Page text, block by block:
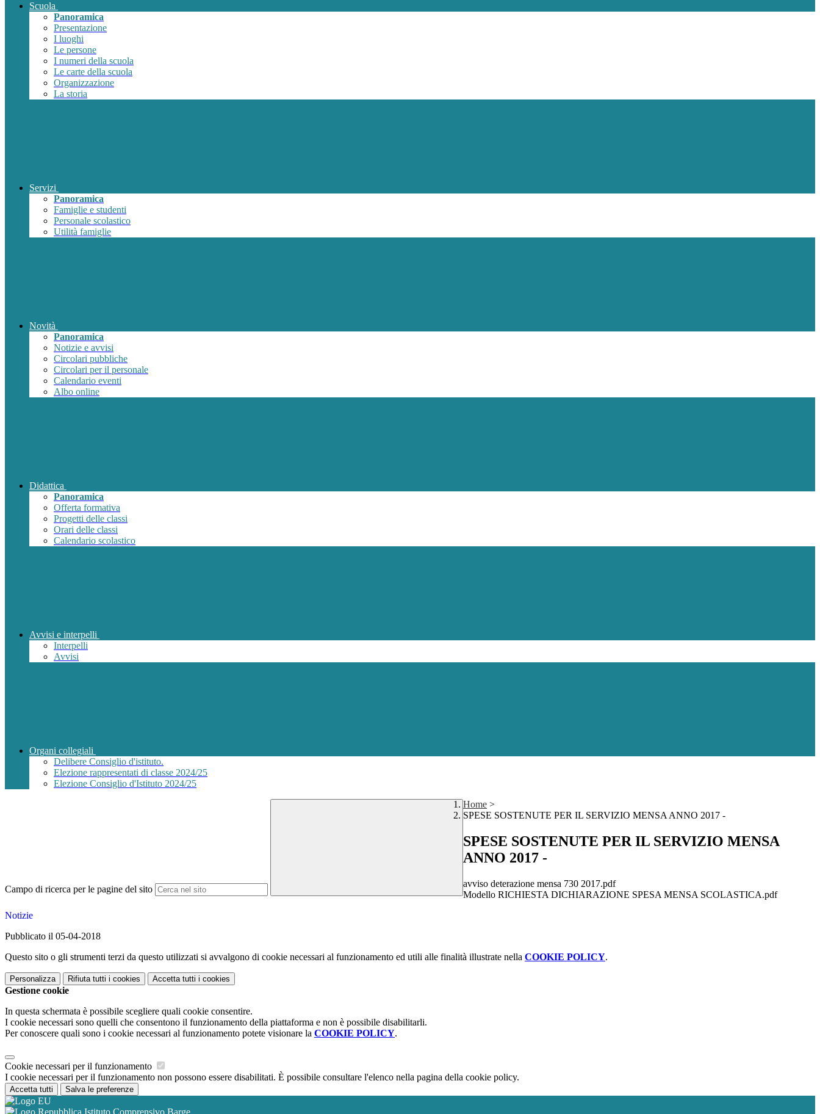
Scuola
Panoramica
Presentazione
I luoghi
Le persone
I numeri della scuola
Le carte della scuola
Organizzazione
La storia
Servizi
Panoramica
Famiglie e studenti
Personale scolastico
Utilità famiglie
Novità
Panoramica
Notizie e avvisi
Circolari pubbliche
Circolari per il personale
Calendario eventi
Albo online
Didattica
Panoramica
Offerta formativa
Progetti delle classi
Orari delle classi
Calendario scolastico
Avvisi e interpelli
Interpelli
Avvisi
Organi collegiali
Delibere Consiglio d'istituto.
Elezione rappresentati di classe 2024/25
Elezione Consiglio d'Istituto 2024/25
Campo di ricerca per le pagine del sito
Home >
SPESE SOSTENUTE PER IL SERVIZIO MENSA ANNO 2017 -
SPESE SOSTENUTE PER IL SERVIZIO MENSA
ANNO 2017 -
avviso deterazione mensa 730 2017.pdf
Modello RICHIESTA DICHIARAZIONE SPESA MENSA SCOLASTICA.pdf
Notizie
Pubblicato il 05-04-2018
Questo sito o gli strumenti terzi da questo utilizzati si avvalgono di cookie necessari al funzionamento ed utili alle finalità illustrate nella COOKIE POLICY.
Personalizza Rifiuta tutti i cookies Accetta tutti i cookies
Gestione cookie
In questa schermata è possibile scegliere quali cookie consentire.
I cookie necessari sono quelli che consentono il funzionamento della piattaforma e non è possibile disabilitarli.
Per conoscere quali sono i cookie necessari al funzionamento potete visionare la COOKIE POLICY.
Cookie necessari per il funzionamento
I cookie necessari per il funzionamento non possono essere disabilitati. È possibile consultare l'elenco nella pagina della cookie policy.
Accetta tutti Salva le preferenze